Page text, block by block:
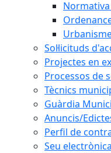
Sol·licituds
Projectes en
Processos de
Tècnics
Guàrdia
Anuncis/
Perfil de
Seu electrònica